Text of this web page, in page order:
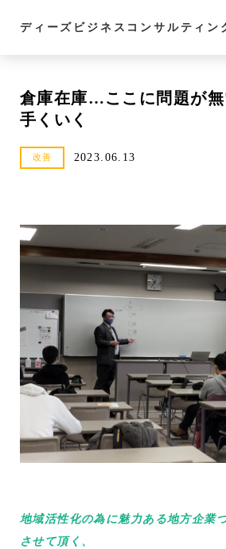
ディーズビジネスコンサルティン
倉庫在庫…ここに問題が
手くいく
改善 2023.06.13
地域活性化の為に魅力ある地方企業
させて頂く、